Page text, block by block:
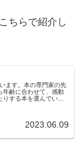
ちらで紹介し
ます。本の専門家の先
年齢に合わせて、感動
りする本を選んでいる
2023.06.09